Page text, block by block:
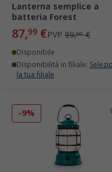
Lanterna semplice a
batteria Forest
87,99 €PVP 99,00€
Disponibile
Disponibilità in filiale:
la tua filiale
-9%